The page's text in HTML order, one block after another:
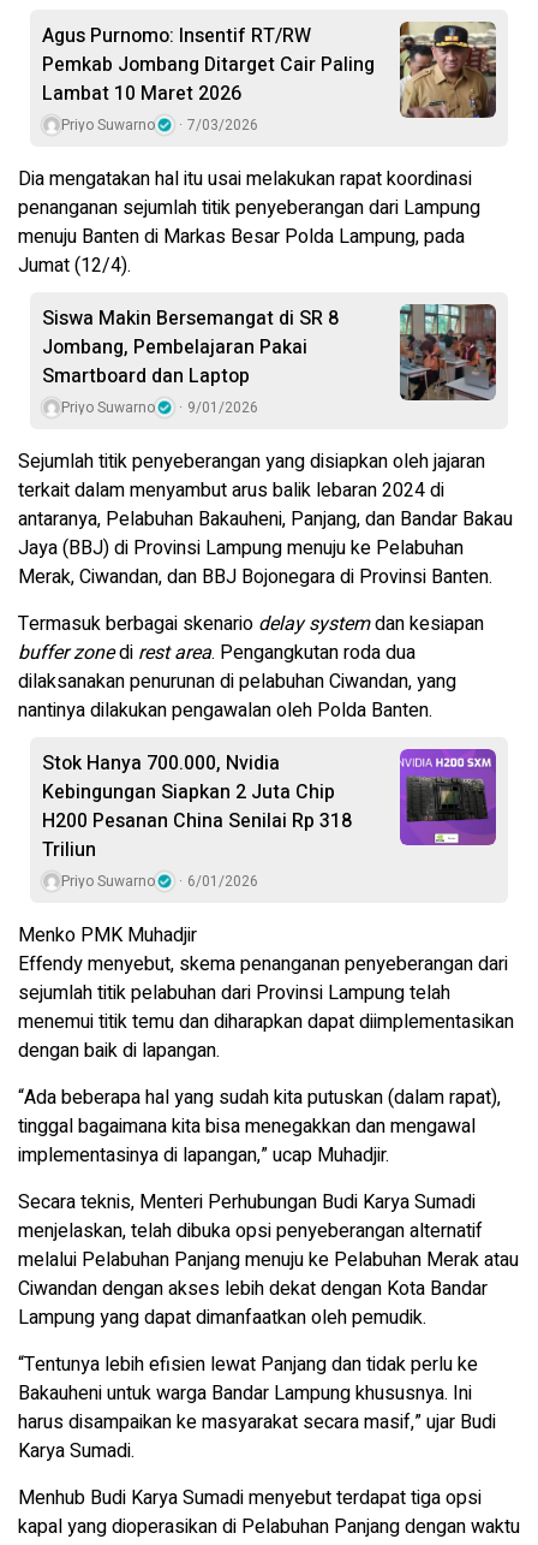
Agus Purnomo: Insentif RT/RW
Pemkab Jombang Ditarget Cair Paling
Lambat 10 Maret 2026
Priyo Suwarno 7/03/2026
Dia mengatakan hal itu usai melakukan rapat koordinasi
penanganan sejumlah titik penyeberangan dari Lampung
menuju Banten di Markas Besar Polda Lampung, pada
Jumat (12/4).
Siswa Makin Bersemangat di SR 8
Jombang, Pembelajaran Pakai
Smartboard dan Laptop
Priyo Suwarno 9/01/2026
Sejumlah titik penyeberangan yang disiapkan oleh jajaran
terkait dalam menyambut arus balik lebaran 2024 di
antaranya, Pelabuhan Bakauheni, Panjang, dan Bandar Bakau
Jaya (BBJ) di Provinsi Lampung menuju ke Pelabuhan
Merak, Ciwandan, dan BBJ Bojonegara di Provinsi Banten.
Termasuk berbagai skenario delay systemdan kesiapan
buffer zonedi rest area. Pengangkutan roda dua
dilaksanakan penurunan di pelabuhan Ciwandan, yang
nantinya dilakukan pengawalan oleh Polda Banten.
Stok Hanya 700.000, Nvidia
Kebingungan Siapkan 2 Juta Chip
H200 Pesanan China Senilai Rp 318
Triliun
Priyo Suwarno 6/01/2026
Menko PMK Muhadjir
Effendy menyebut, skema penanganan penyeberangan dari
sejumlah titik pelabuhan dari Provinsi Lampung telah
menemui titik temu dan diharapkan dapat diimplementasikan
dengan baik di lapangan.
“Ada beberapa hal yang sudah kita putuskan (dalam rapat),
tinggal bagaimana kita bisa menegakkan dan mengawal
implementasinya di lapangan,” ucap Muhadjir.
Secara teknis, Menteri Perhubungan Budi Karya Sumadi
menjelaskan, telah dibuka opsi penyeberangan alternatif
melalui Pelabuhan Panjang menuju ke Pelabuhan Merak atau
Ciwandan dengan akses lebih dekat dengan Kota Bandar
Lampung yang dapat dimanfaatkan oleh pemudik.
“Tentunya lebih efisien lewat Panjang dan tidak perlu ke
Bakauheni untuk warga Bandar Lampung khususnya. Ini
harus disampaikan ke masyarakat secara masif,” ujar Budi
Karya Sumadi.
Menhub Budi Karya Sumadi menyebut terdapat tiga opsi
kapal yang dioperasikan di Pelabuhan Panjang dengan waktu